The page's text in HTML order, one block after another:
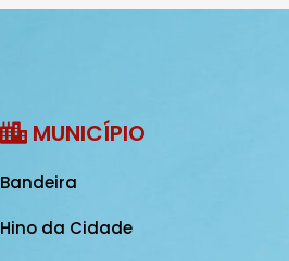
MUNICÍPIO
Bandeira
Hino da Cidade